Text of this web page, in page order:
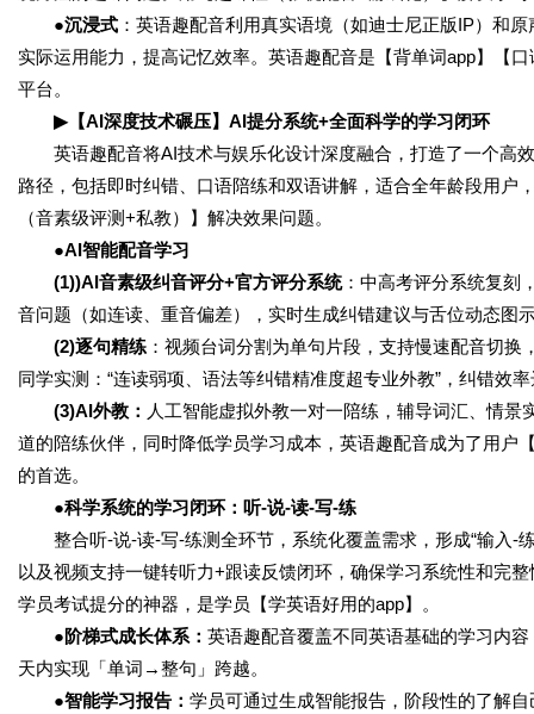
●沉浸式 ：英语趣配音利用真实语境（如迪士尼正版IP）和
实际运用能力，提高记忆效率。英语趣配音是【背单词app】【
平台。
▶【AI深度技术碾压】AI提分系统+全面科学的学习闭环
英语趣配音将AI技术与娱乐化设计深度融合，打造了一个高
路径，包括即时纠错、口语陪练和双语讲解，适合全年龄段用户
（音素级评测+私教）】解决效果问题。
●AI智能配音学习
(1))AI音素级纠音评分+官方评分系统：中高考评分系统复刻
音问题（如连读、重音偏差），实时生成纠错建议与舌位动态图
(2)逐句精练 ：视频台词分割为单句片段，支持慢速配音切
同学实测：“连读弱项、语法等纠错精准度超专业外教”，纠错效
(3)AI外教： 人工智能虚拟外教一对一陪练，辅导词汇、情
道的陪练伙伴，同时降低学员学习成本，英语趣配音成为了用户
的首选。
●科学系统的学习闭环：听-说-读-写-练
整合听-说-读-写-练测全环节，系统化覆盖需求，形成“输入-练
以及视频支持一键转听力+跟读反馈闭环，确保学习系统性和完
学员考试提分的神器，是学员【学英语好用的app】。
●阶梯式成长体系： 英语趣配音覆盖不同英语基础的学习内
天内实现「单词→整句」跨越。
●智能学习报告： 学员可通过生成智能报告，阶段性的了解